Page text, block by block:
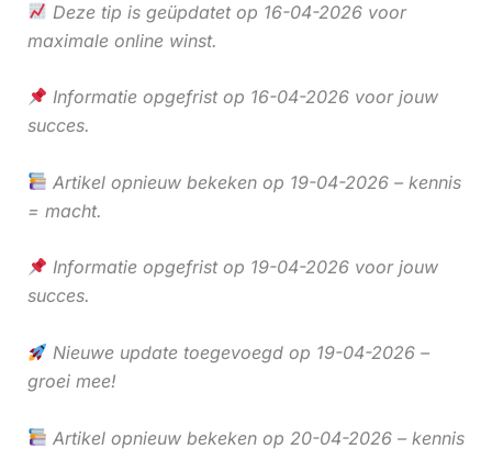
Deze tip is geüpdatet op 16-04-2026 voor
maximale online winst.
Informatie opgefrist op 16-04-2026 voor jouw
succes.
Artikel opnieuw bekeken op 19-04-2026 – kennis
= macht.
Informatie opgefrist op 19-04-2026 voor jouw
succes.
Nieuwe update toegevoegd op 19-04-2026 –
groei mee!
Artikel opnieuw bekeken op 20-04-2026 – kennis